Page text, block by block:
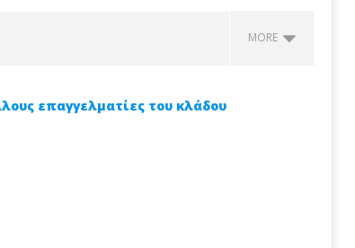
MORE
επαγγελματίες του κλάδου